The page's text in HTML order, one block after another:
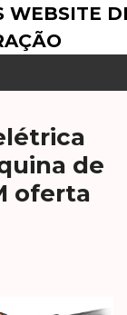
WEBSITE
de
oferta